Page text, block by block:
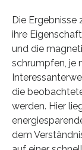
Die Ergebnisse
ihre
und die
schrumpfen, je
die
werden. Hier
dem